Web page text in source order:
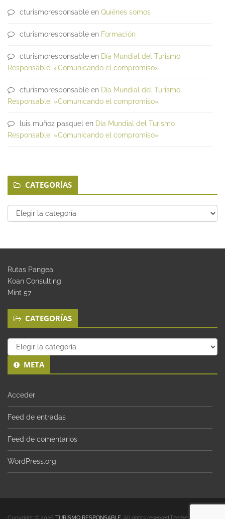
cturismoresponsable en Quiénes somos
cturismoresponsable en Formación
cturismoresponsable en Día Mundial del Turismo
Responsable: «Comunicando el compromiso»
cturismoresponsable en Día Mundial del Turismo
Responsable: «Comunicando el compromiso»
luis muñoz pasquel en Día Mundial del Turismo
Responsable: «Comunicando el compromiso»
CATEGORÍAS
Categorías
Rutas Pangea
Koan Consulting
Mint 57
CATEGORÍAS
Categorías
META
Acceder
Feed de entradas
Feed de comentarios
WordPress.org